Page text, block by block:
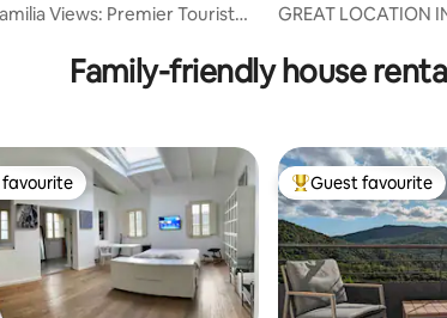
Views: Premier Tourist
GREAT LOCATION
Family-friendly house
favourite Top guest favourite
Guest favourite